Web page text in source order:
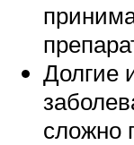
Долгие
сложно